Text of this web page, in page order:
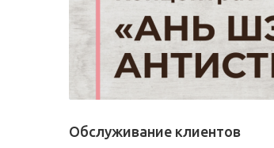
Обслуживание клиентов